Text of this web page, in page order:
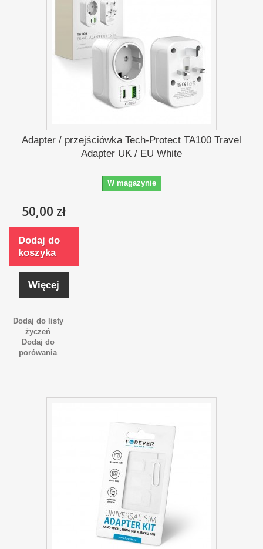
Adapter / przejściówka Tech-Protect TA100 Travel
Adapter UK / EU White
W magazynie
50,00 zł
Dodaj do
koszyka
Więcej
Dodaj do listy
życzeń
Dodaj do
porówania